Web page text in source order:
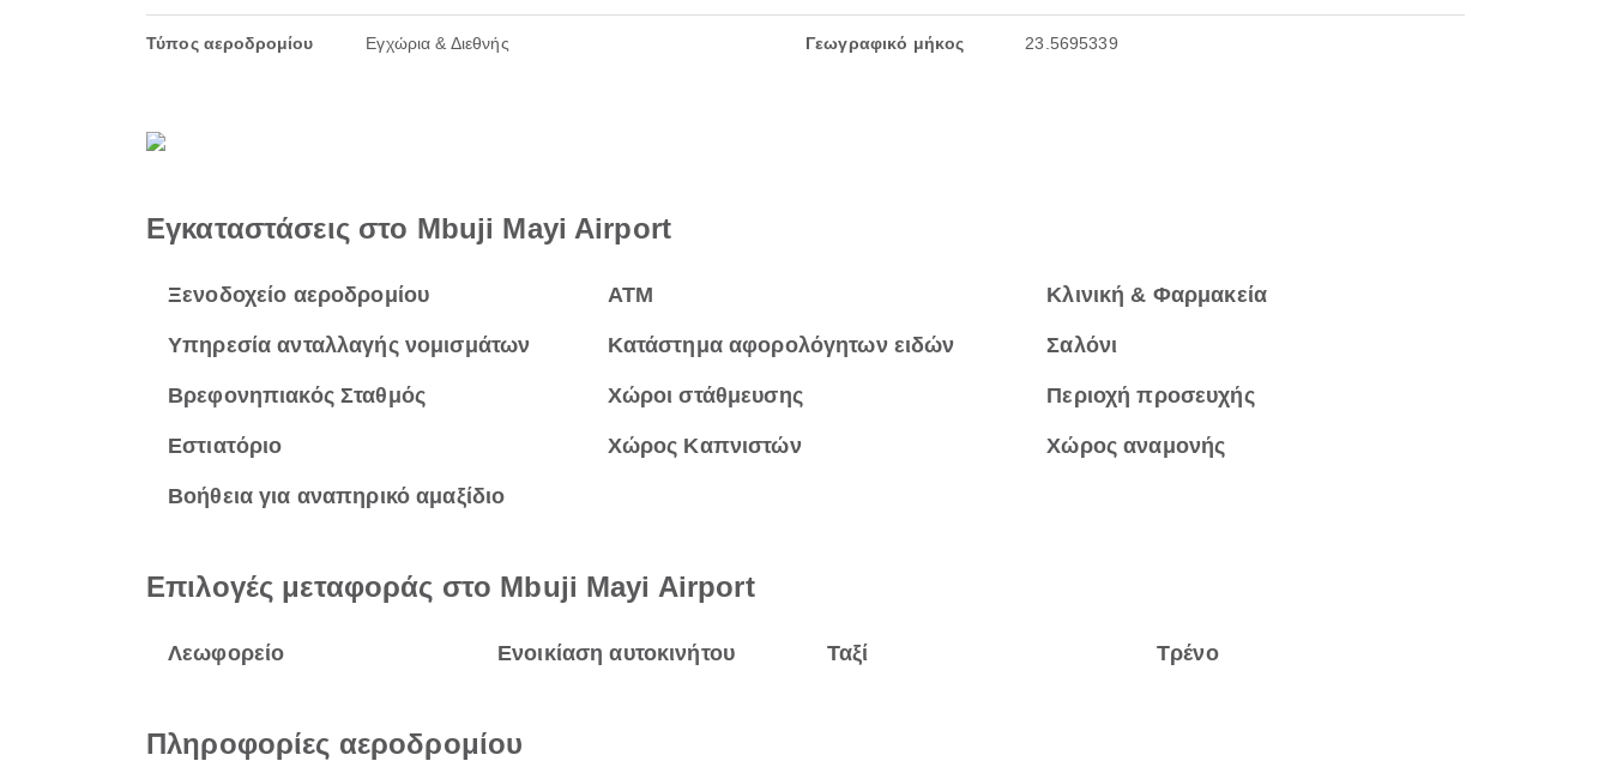
Τύπος αεροδρομίου Εγχώρια & Διεθνής Γεωγραφικό μήκος 23.5695339
Εγκαταστάσεις στο Mbuji Mayi Airport
Ξενοδοχείο αεροδρομίου ΑΤΜ Κλινική & Φαρμακεία
Υπηρεσία ανταλλαγής νομισμάτων Κατάστημα αφορολόγητων ειδών Σαλόνι
Βρεφονηπιακός Σταθμός Χώροι στάθμευσης Περιοχή προσευχής
Εστιατόριο Χώρος Καπνιστών Χώρος αναμονής
Βοήθεια για αναπηρικό αμαξίδιο
Επιλογές μεταφοράς στο Mbuji Mayi Airport
Λεωφορείο Ενοικίαση αυτοκινήτου Ταξί Τρένο
Πληροφορίες αεροδρομίου